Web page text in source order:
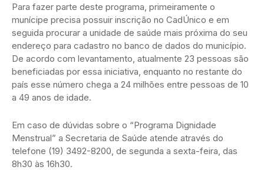
Para fazer parte deste programa, primeiramente o
munícipe precisa possuir inscrição no CadÚnico e em
seguida procurar a unidade de saúde mais próxima do seu
endereço para cadastro no banco de dados do município.
De acordo com levantamento, atualmente 23 pessoas são
beneficiadas por essa iniciativa, enquanto no restante do
país esse número chega a 24 milhões entre pessoas de 10
a 49 anos de idade.
Em caso de dúvidas sobre o “Programa Dignidade
Menstrual” a Secretaria de Saúde atende através do
telefone (19) 3492-8200, de segunda a sexta-feira, das
8h30 às 16h30.